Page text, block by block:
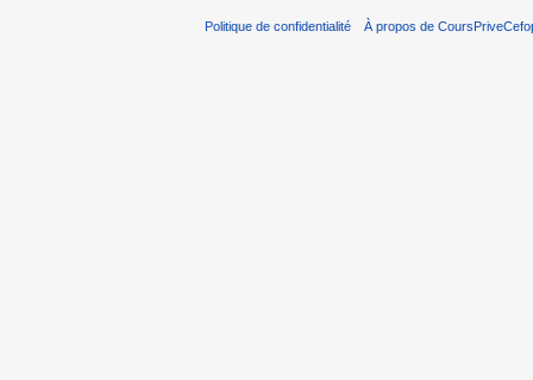
Politique de confidentialité À propos de